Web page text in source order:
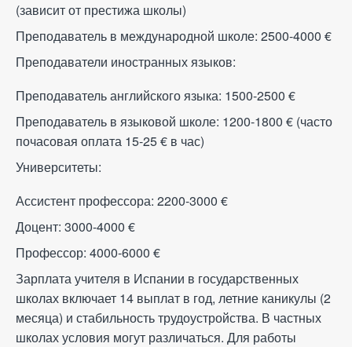
(зависит от престижа школы)
Преподаватель в международной школе: 2500-4000 €
Преподаватели иностранных языков:
Преподаватель английского языка: 1500-2500 €
Преподаватель в языковой школе: 1200-1800 € (часто
почасовая оплата 15-25€ в час)
Университеты:
Ассистент профессора: 2200-3000 €
Доцент: 3000-4000 €
Профессор: 4000-6000 €
Зарплата учителя в Испании в государственных
школах включает 14 выплат в год, летние каникулы (2
месяца) и стабильность трудоустройства. В частных
школах условия могут различаться. Для работы